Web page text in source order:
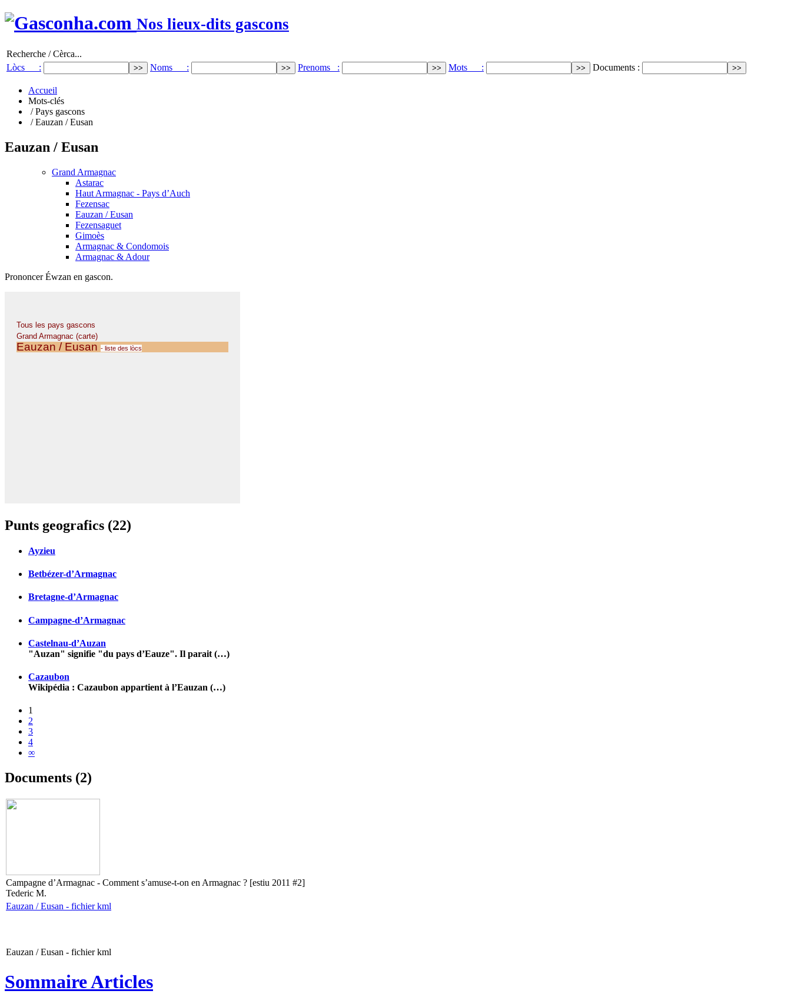
Nos lieux-dits gascons
Recherche / Cèrca...
Lòcs :
Noms : Prenoms : Mots : Documents :
Accueil
Mots-clés
/ Pays gascons
/ Eauzan / Eusan
Eauzan / Eusan
Grand Armagnac
Astarac
Haut Armagnac - Pays d’Auch
Fezensac
Eauzan / Eusan
Fezensaguet
Gimoès
Armagnac & Condomois
Armagnac & Adour
Prononcer Éwzan en gascon.
Punts geografics (22)
Ayzieu
Betbézer-d’Armagnac
Bretagne-d’Armagnac
Campagne-d’Armagnac
Castelnau-d’Auzan
"Auzan" signifie "du pays d’Eauze". Il parait (…)
Cazaubon
Wikipédia : Cazaubon appartient à l’Eauzan (…)
1
2
3
4
∞
Documents (2)
Campagne d’Armagnac - Comment s’amuse-t-on en Armagnac ? [estiu 2011 #2]
Tederic M.
Eauzan / Eusan - fichier kml
Eauzan / Eusan - fichier kml
Sommaire Articles